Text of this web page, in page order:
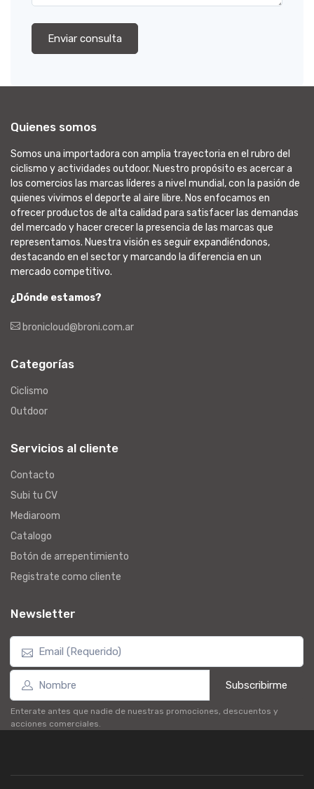
Enviar consulta
Quienes somos
Somos una importadora con amplia trayectoria en el rubro del
ciclismo y actividades outdoor. Nuestro propósito es acercar a
los comercios las marcas líderes a nivel mundial, con la pasión de
quienes vivimos el deporte al aire libre. Nos enfocamos en
ofrecer productos de alta calidad para satisfacer las demandas
del mercado y hacer crecer la presencia de las marcas que
representamos. Nuestra visión es seguir expandiéndonos,
destacando en el sector y marcando la diferencia en un
mercado competitivo.
¿Dónde estamos?
bronicloud@broni.com.ar
Categorías
Ciclismo
Outdoor
Servicios al cliente
Contacto
Subi tu CV
Mediaroom
Catalogo
Botón de arrepentimiento
Registrate como cliente
Newsletter
Subscribirme
Enterate antes que nadie de nuestras promociones, descuentos y
acciones comerciales.